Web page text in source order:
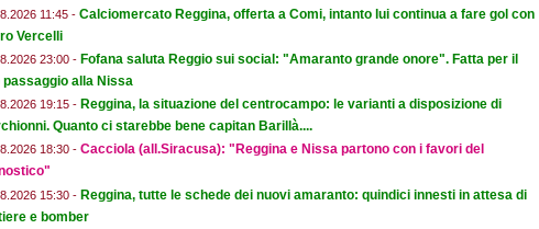
11:45 - Calciomercato Reggina, offerta a Comi, intanto lui continua a fare gol con
Vercelli
23:00 - Fofana saluta Reggio sui social: "Amaranto grande onore". Fatta per il
passaggio alla Nissa
19:15 - Reggina, la situazione del centrocampo: le varianti a disposizione di
Quanto ci starebbe bene capitan Barillà....
18:30 - Cacciola (all.Siracusa): "Reggina e Nissa partono con i favori del
15:30 - Reggina, tutte le schede dei nuovi amaranto: quindici innesti in attesa di
e bomber